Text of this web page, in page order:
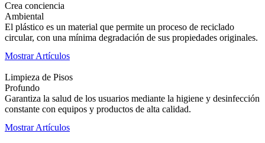
Crea conciencia
Ambiental
El plástico es un material que permite un proceso de reciclado
circular, con una mínima degradación de sus propiedades originales.
Mostrar Artículos
Limpieza de Pisos
Profundo
Garantiza la salud de los usuarios mediante la higiene y desinfección
constante con equipos y productos de alta calidad.
Mostrar Artículos